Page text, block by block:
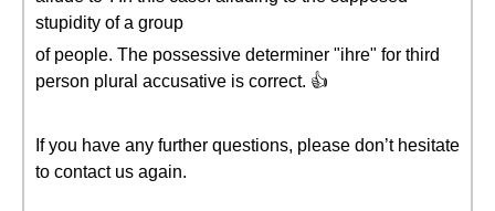
stupidity of a group
of people. The possessive determiner "ihre" for third
person plural accusative is correct. 👍
If you have any further questions, please don’t hesitate
to contact us again.